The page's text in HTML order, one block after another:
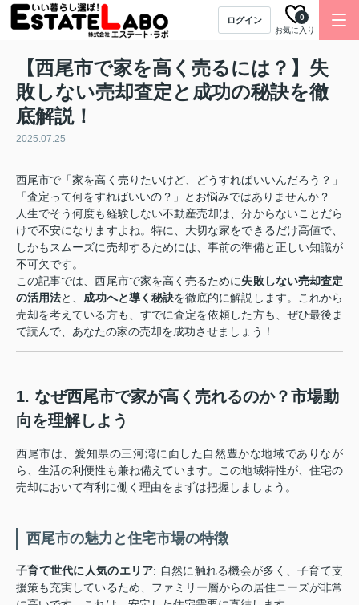
ログイン
お気に入り
0
【西尾市で家を高く売るには？】失
敗しない売却査定と成功の秘訣を徹
底解説！
2025.07.25
西尾市で「家を高く売りたいけど、どうすればいいんだろう？」
「査定って何をすればいいの？」とお悩みではありませんか？
人生でそう何度も経験しない不動産売却は、分からないことだら
けで不安になりますよね。特に、大切な家をできるだけ高値で、
しかもスムーズに売却するためには、事前の準備と正しい知識が
不可欠です。
この記事では、西尾市で家を高く売るために失敗しない売却査定
の活用法と、 成功へと導く秘訣を徹底的に解説します。これから
売却を考えている方も、すでに査定を依頼した方も、ぜひ最後ま
で読んで、あなたの家の売却を成功させましょう！
1. なぜ西尾市で家が高く売れるのか？市場動
向を理解しよう
西尾市は、愛知県の三河湾に面した自然豊かな地域でありなが
ら、生活の利便性も兼ね備えています。この地域特性が、住宅の
売却において有利に働く理由をまずは把握しましょう。
西尾市の魅力と住宅市場の特徴
子育て世代に人気のエリア: 自然に触れる機会が多く、子育て支
援策も充実しているため、ファミリー層からの居住ニーズが非常